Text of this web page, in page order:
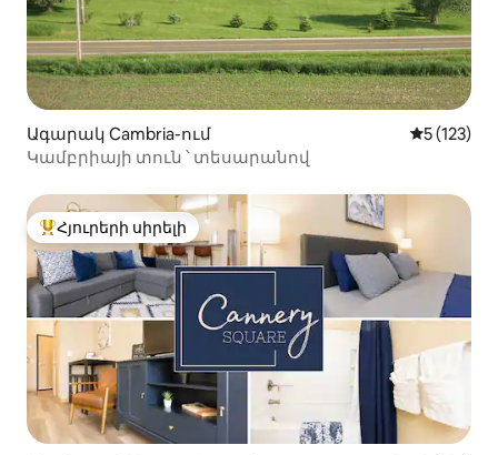
Ագարակ Cambria-ում Միջին
5 (123)
Կամբրիայի տուն ՝ տեսարանով
Հյուրերի սիրելի լավագույն տները
Հյուրերի սիրելի